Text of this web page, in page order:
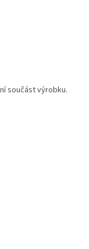
součást výrobku.